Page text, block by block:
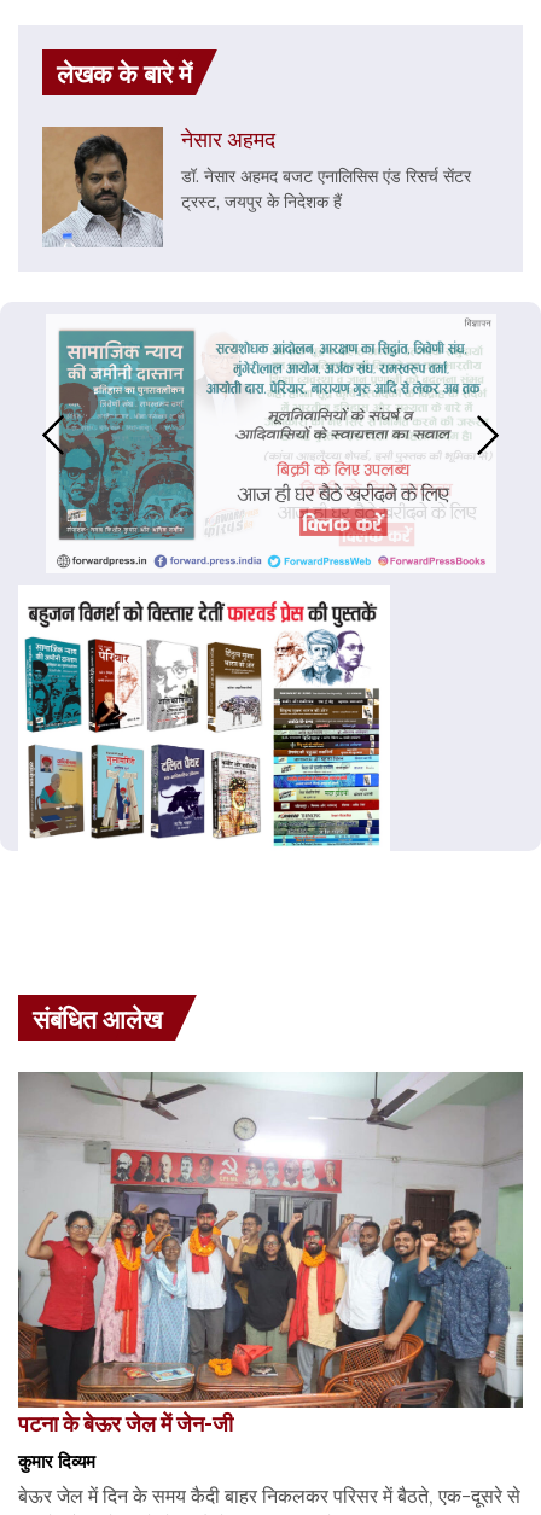
लेखक के बारे में
नेसार अहमद
डॉ. नेसार अहमद बजट एनालिसिस एंड रिसर्च सेंटर
ट्रस्ट, जयपुर के निदेशक हैं
संबंधित आलेख
पटना के बेऊर जेल में जेन-जी
कुमार दिव्यम
बेऊर जेल में दिन के समय कैदी बाहर निकलकर परिसर में बैठते, एक-दूसरे से